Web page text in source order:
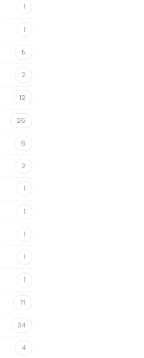
1
1
5
2
12
26
6
2
1
1
1
1
1
71
34
4